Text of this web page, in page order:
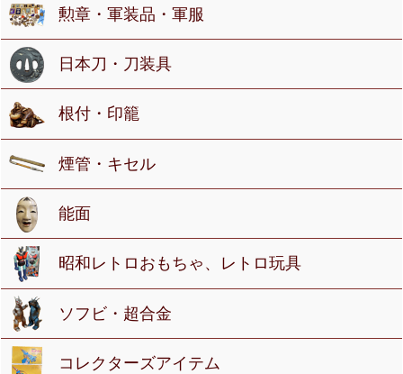
勲章・軍装品・軍服
日本刀・刀装具
根付・印籠
煙管・キセル
能面
昭和レトロおもちゃ、レトロ玩具
ソフビ・超合金
コレクターズアイテム